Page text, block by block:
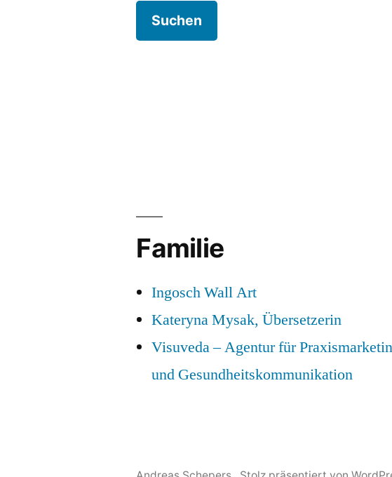
Familie
Ingosch Wall Art
Kateryna Mysak, Übersetzerin
Visuveda – Agentur für
und Gesundheitskommunikation